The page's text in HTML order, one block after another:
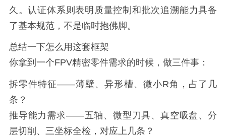
久。认证体系则表明质量控制和批次追溯能力具备
了基本规范，不是临时抱佛脚。
总结一下怎么用这套框架
你拿到一个FPV精密零件需求的时候，做三件事：
拆零件特征——薄壁、异形槽、微小R角，占了几
条？
推导能力需求——五轴、微型刀具、真空吸盘、分
层切削、三坐标全检，对应上几条？